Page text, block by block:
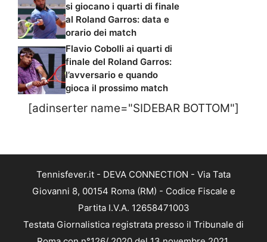
si giocano i quarti di finale
al Roland Garros: data e
orario dei match
Flavio Cobolli ai quarti di
finale del Roland Garros:
l’avversario e quando
gioca il prossimo match
[adinserter name="SIDEBAR BOTTOM"]
Tennisfever.it - DEVA CONNECTION - Via Tata
Giovanni 8, 00154 Roma (RM) - Codice Fiscale e
Partita I.V.A. 12658471003
Testata Giornalistica registrata presso il Tribunale di